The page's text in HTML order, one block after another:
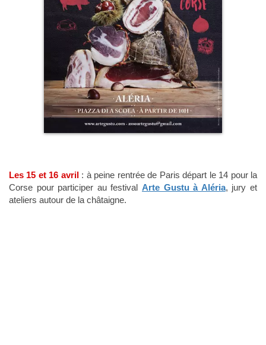
Les 15 et 16 avril : à peine rentrée de Paris départ le 14 pour la
Corse pour participer au festival Arte Gustu à Aléria, jury et
ateliers autour de la châtaigne.